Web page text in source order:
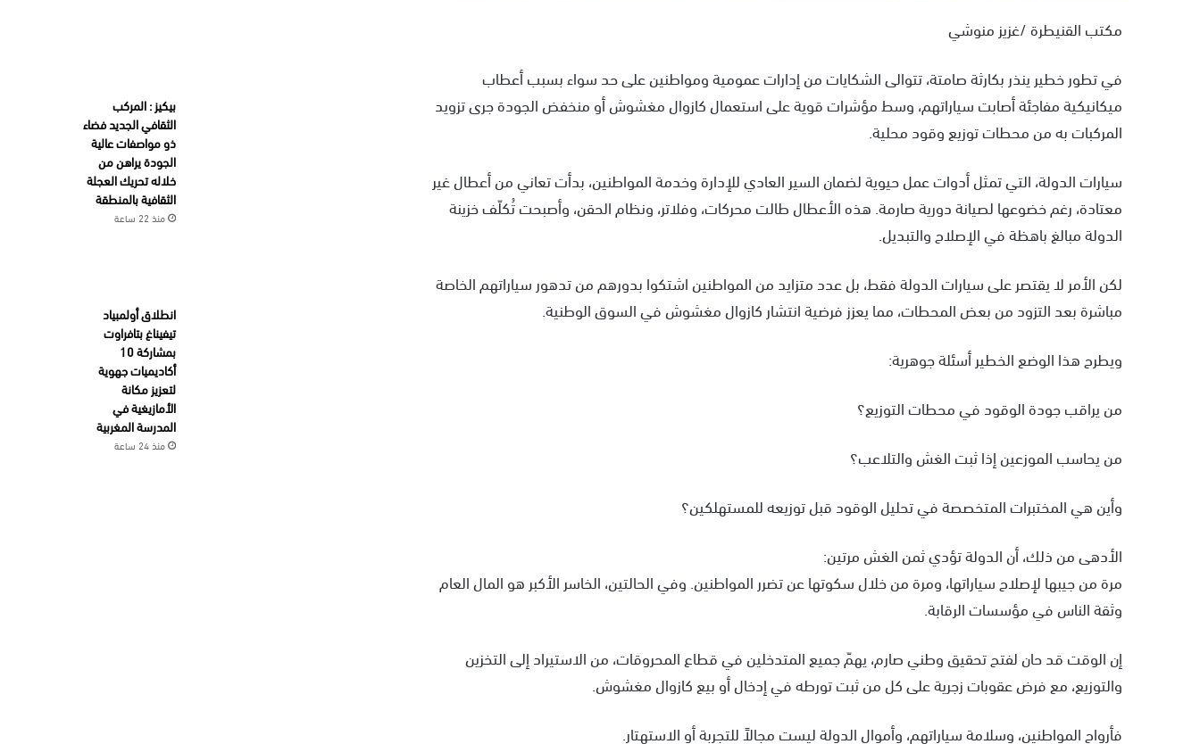
مكتب القنيطرة /غزيز منوشي
في تطور خطير ينذر بكارثة صامتة، تتوالى الشكايات من إدارات عمومية ومواطنين على حد سواء بسبب أعطاب
ميكانيكية مفاجئة أصابت سياراتهم، وسط مؤشرات قوية على استعمال كازوال مغشوش أو منخفض الجودة جرى تزويد
المركبات به من محطات توزيع وقود محلية.
سيارات الدولة، التي تمثل أدوات عمل حيوية لضمان السير العادي للإدارة وخدمة المواطنين، بدأت تعاني من أعطال غير
معتادة، رغم خضوعها لصيانة دورية صارمة. هذه الأعطال طالت محركات، وفلاتر، ونظام الحقن، وأصبحت تُكلّف خزينة
الدولة مبالغ باهظة في الإصلاح والتبديل.
لكن الأمر لا يقتصر على سيارات الدولة فقط، بل عدد متزايد من المواطنين اشتكوا بدورهم من تدهور سياراتهم الخاصة
مباشرة بعد التزود من بعض المحطات، مما يعزز فرضية انتشار كازوال مغشوش في السوق الوطنية.
ويطرح هذا الوضع الخطير أسئلة جوهرية:
من يراقب جودة الوقود في محطات التوزيع؟
من يحاسب الموزعين إذا ثبت الغش والتلاعب؟
وأين هي المختبرات المتخصصة في تحليل الوقود قبل توزيعه للمستهلكين؟
الأدهى من ذلك، أن الدولة تؤدي ثمن الغش مرتين:
مرة من جيبها لإصلاح سياراتها، ومرة من خلال سكوتها عن تضرر المواطنين. وفي الحالتين، الخاسر الأكبر هو المال العام
وثقة الناس في مؤسسات الرقابة.
إن الوقت قد حان لفتح تحقيق وطني صارم، يهمّ جميع المتدخلين في قطاع المحروقات، من الاستيراد إلى التخزين
والتوزيع، مع فرض عقوبات زجرية على كل من ثبت تورطه في إدخال أو بيع كازوال مغشوش.
فأرواح المواطنين، وسلامة سياراتهم، وأموال الدولة ليست مجالاً للتجربة أو الاستهتار.
بيكيز : المركب
الثقافي الجديد فضاء
ذو مواصفات عالية
الجودة يراهن من
خلاله تحريك العجلة
الثقافية بالمنطقة
منذ 22 ساعة
انطلاق أولمبياد
تيفيناغ بتافراوت
بمشاركة 10
أكاديميات جهوية
لتعزيز مكانة
الأمازيغية في
المدرسة المغربية
منذ 24 ساعة